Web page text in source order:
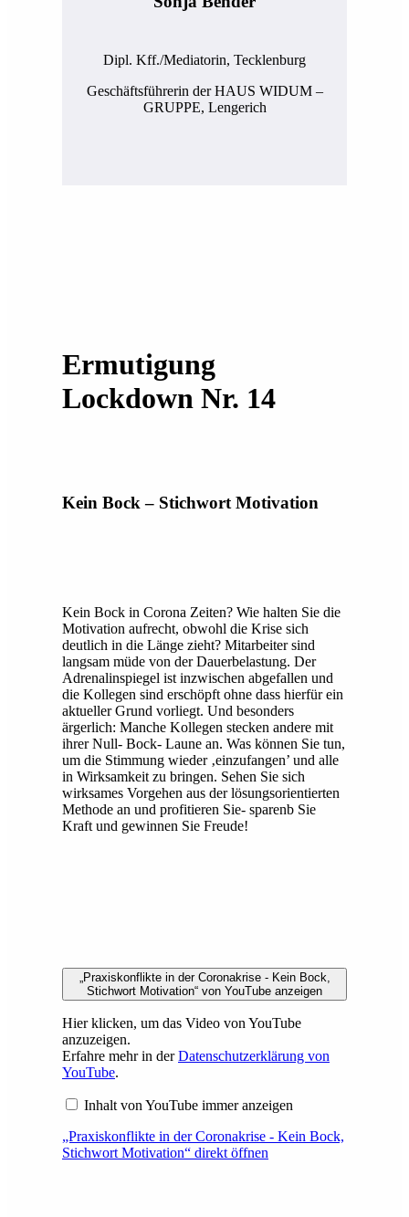
Dipl. Kff./Mediatorin, Tecklenburg
Geschäftsführerin der HAUS WIDUM –
GRUPPE, Lengerich
Ermutigung
Lockdown Nr. 14
Kein Bock – Stichwort Motivation
Kein Bock in Corona Zeiten? Wie halten Sie die
Motivation aufrecht, obwohl die Krise sich
deutlich in die Länge zieht? Mitarbeiter sind
langsam müde von der Dauerbelastung. Der
Adrenalinspiegel ist inzwischen abgefallen und
die Kollegen sind erschöpft ohne dass hierfür ein
aktueller Grund vorliegt. Und besonders
ärgerlich: Manche Kollegen stecken andere mit
ihrer Null- Bock- Laune an. Was können Sie tun,
um die Stimmung wieder ‚einzufangen’ und alle
in Wirksamkeit zu bringen. Sehen Sie sich
wirksames Vorgehen aus der lösungsorientierten
Methode an und profitieren Sie- sparenb Sie
Kraft und gewinnen Sie Freude!
„Praxiskonflikte in der Coronakrise - Kein Bock,
Stichwort Motivation“ von YouTube anzeigen
Hier klicken, um das Video von YouTube
anzuzeigen.
Erfahre mehr in derDatenschutzerklärung von
YouTube.
Inhalt von YouTube immer anzeigen
„Praxiskonflikte in der Coronakrise - Kein Bock,
Stichwort Motivation“ direkt öffnen